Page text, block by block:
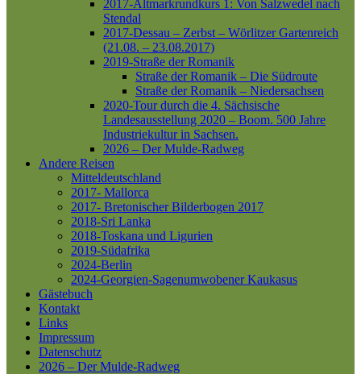
2017-Altmarkrundkurs 1: Von Salzwedel nach
Stendal
2017-Dessau – Zerbst – Wörlitzer Gartenreich
(21.08. – 23.08.2017)
2019-Straße der Romanik
Straße der Romanik – Die Südroute
Straße der Romanik – Niedersachsen
2020-Tour durch die 4. Sächsische
Landesausstellung 2020 – Boom. 500 Jahre
Industriekultur in Sachsen.
2026 – Der Mulde-Radweg
Andere Reisen
Mitteldeutschland
2017- Mallorca
2017- Bretonischer Bilderbogen 2017
2018-Sri Lanka
2018-Toskana und Ligurien
2019-Südafrika
2024-Berlin
2024-Georgien-Sagenumwobener Kaukasus
Gästebuch
Kontakt
Links
Impressum
Datenschutz
2026 – Der Mulde-Radweg